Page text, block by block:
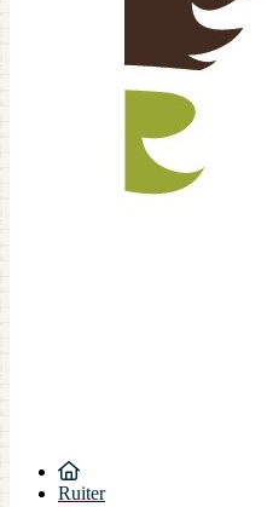
Ruiter